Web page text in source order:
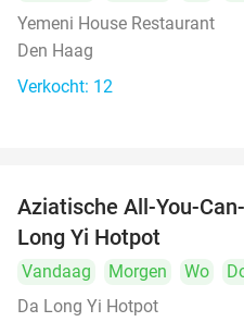
Yemeni House Restaurant
Den Haag
Verkocht: 12
Aziatische All-You-
Long Yi Hotpot
Vandaag Morgen Wo
Da Long Yi Hotpot